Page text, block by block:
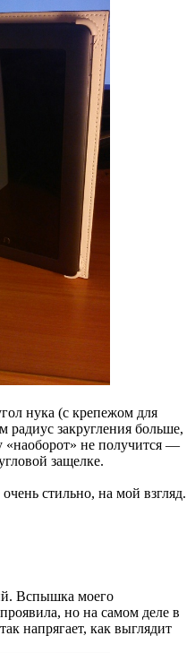
нука (с крепежом для
закругления больше,
«наоборот» не получится —
защелке.
стильно, на мой взгляд.
Вспышка моего
но на самом деле в
напрягает, как выглядит